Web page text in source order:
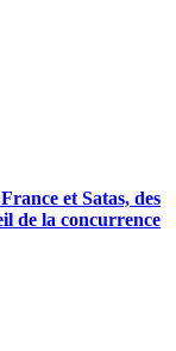
et Satas, des
de la concurrence